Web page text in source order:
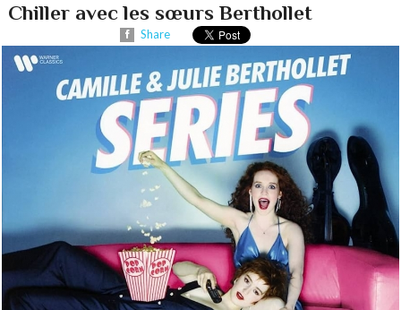
Chiller avec les sœurs Berthollet
Share